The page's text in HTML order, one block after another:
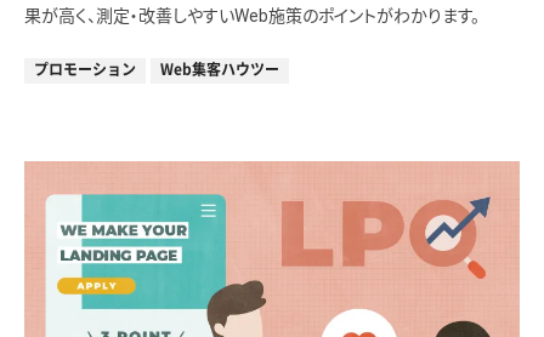
果が高く、測定・改善しやすいWeb施策のポイントがわかります。
プロモーション Web集客ハウツー